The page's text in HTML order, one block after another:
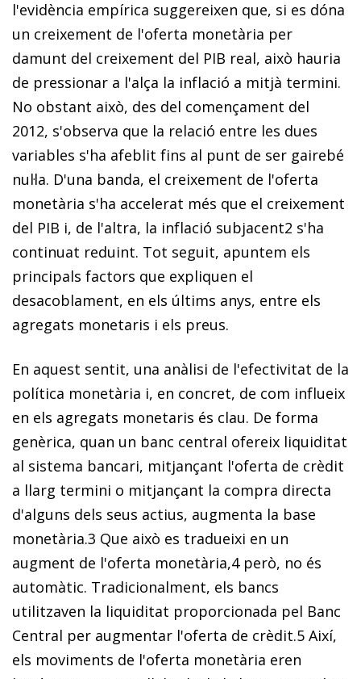
l'evidència empírica sug­­ge­­reixen que, si es dóna
un creixement de l'oferta monetària per
damunt del creixement del PIB real, això hauria
de pressionar a l'alça la inflació a mitjà termini.
No obstant això, des del començament del
2012, s'observa que la relació entre les dues
variables s'ha afeblit fins al punt de ser gairebé
nul·la. D'una banda, el creixement de l'oferta
monetària s'ha accelerat més que el creixement
del PIB i, de l'altra, la inflació subjacent2 s'ha
continuat reduint. Tot seguit, apuntem els
principals factors que expliquen el
desacoblament, en els últims anys, entre els
agregats monetaris i els preus.
En aquest sentit, una anàlisi de l'efectivitat de la
política monetària i, en concret, de com influeix
en els agregats monetaris és clau. De forma
genèrica, quan un banc central ofereix liquiditat
al sistema bancari, mitjançant l'oferta de crèdit
a llarg termini o mitjançant la compra directa
d'alguns dels seus actius, augmenta la base
monetària.3 Que això es tradueixi en un
augment de l'oferta monetària,4però, no és
automàtic. Tradicionalment, els bancs
utilitzaven la liquiditat proporcionada pel Banc
Central per augmentar l'oferta de crèdit.5 Així,
els moviments de l'oferta monetària eren